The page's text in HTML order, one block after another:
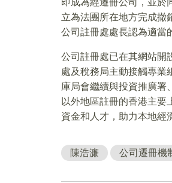
立為法團所在地方完成撤
公司註冊處處長認為適當
公司註冊處已在其網站開
處及稅務局主動接觸專業
庫局會繼續與投資推廣署
以外地區註冊的香港主要
資金和人才，助力本地經
陳浩濂 公司遷冊機